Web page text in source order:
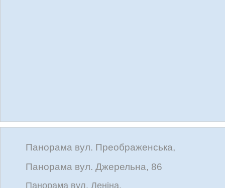
Панорама вул. Преображенська,
Панорама вул. Джерельна, 86
Панорама вул. Леніна,